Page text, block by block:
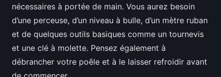
nécessaires à portée de main. Vous aurez besoin
d’une perceuse, d’un niveau à bulle, d’un mètre ruban
et de quelques outils basiques comme un tournevis
et une clé à molette. Pensez également à
débrancher votre poêle et à le laisser refroidir avant